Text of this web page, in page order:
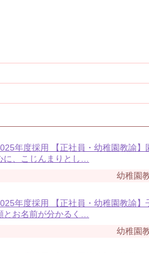
年度採用 【正社員・幼稚園教諭】
に、こじんまりとし…
幼稚園
年度採用 【正社員・幼稚園教諭】
とお名前が分かるく…
幼稚園